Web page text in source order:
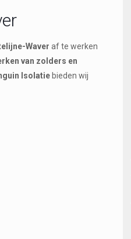
Waver af te werken
van zolders en
Isolatiebieden wij